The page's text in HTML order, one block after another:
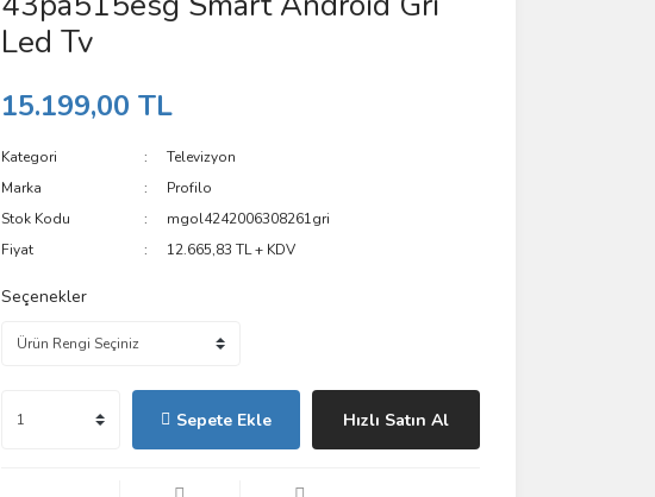
Led Tv
15.199,00 TL
Kategori
Televizyon
Marka
Profilo
Stok Kodu
mgol4242006308261gri
Fiyat
12.665,83 TL + KDV
Seçenekler
Sepete Ekle Hızlı Satın Al